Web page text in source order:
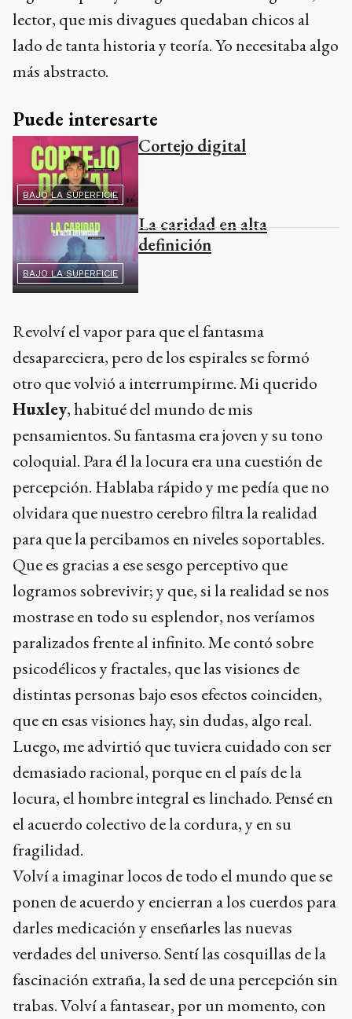
lector, que mis divagues quedaban chicos al
lado de tanta historia y teoría. Yo necesitaba algo
más abstracto.
Puede interesarte
BAJO LA SUPERFICIE
Cortejo digital
BAJO LA SUPERFICIE
La caridad en alta
definición
Revolví el vapor para que el fantasma
desapareciera, pero de los espirales se formó
otro que volvió a interrumpirme. Mi querido
Huxley, habitué del mundo de mis
pensamientos. Su fantasma era joven y su tono
coloquial. Para él la locura era una cuestión de
percepción. Hablaba rápido y me pedía que no
olvidara que nuestro cerebro filtra la realidad
para que la percibamos en niveles soportables.
Que es gracias a ese sesgo perceptivo que
logramos sobrevivir; y que, si la realidad se nos
mostrase en todo su esplendor, nos veríamos
paralizados frente al infinito. Me contó sobre
psicodélicos y fractales, que las visiones de
distintas personas bajo esos efectos coinciden,
que en esas visiones hay, sin dudas, algo real.
Luego, me advirtió que tuviera cuidado con ser
demasiado racional, porque en el país de la
locura, el hombre integral es linchado. Pensé en
el acuerdo colectivo de la cordura, y en su
fragilidad.
Volví a imaginar locos de todo el mundo que se
ponen de acuerdo y encierran a los cuerdos para
darles medicación y enseñarles las nuevas
verdades del universo. Sentí las cosquillas de la
fascinación extraña, la sed de una percepción sin
trabas. Volví a fantasear, por un momento, con